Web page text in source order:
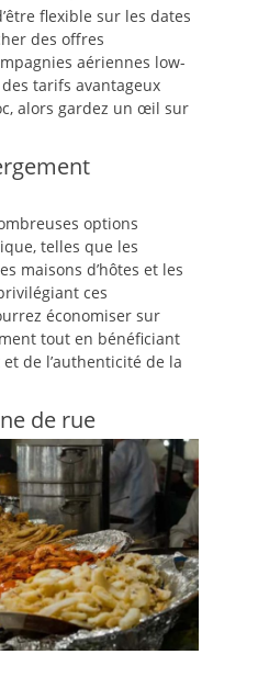
flexible sur les dates
des offres
aériennes low-
tarifs avantageux
alors gardez un œil sur
options
telles que les
maisons d’hôtes et les
ces
économiser sur
tout en bénéficiant
de l’authenticité de la
de rue